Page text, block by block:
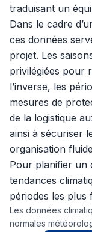
traduisant un
Dans le cadre
ces données
projet. Les
privilégiées pour
l’inverse, les
mesures de
de la logistique
ainsi à sécuriser
organisation
Pour planifier un
tendances
périodes les plus
Les données
normales